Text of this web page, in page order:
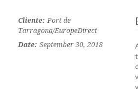
Cliente: Port de
Tarragona/EuropeDirect
Date: September 30, 2018